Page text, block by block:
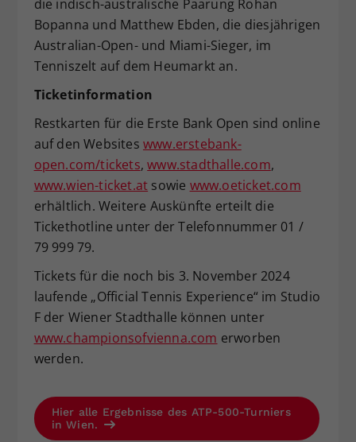
die indisch-australische Paarung Rohan
Bopanna und Matthew Ebden, die diesjährigen
Australian-Open- und Miami-Sieger, im
Tenniszelt auf dem Heumarkt an.
Ticketinformation
Restkarten für die Erste Bank Open sind online
auf den Websites www.erstebank-
open.com/tickets,www.stadthalle.com,
www.wien-ticket.at sowie www.oeticket.com
erhältlich. Weitere Auskünfte erteilt die
Tickethotline unter der Telefonnummer 01 /
79 999 79.
Tickets für die noch bis 3. November 2024
laufende „Official Tennis Experience“ im Studio
F der Wiener Stadthalle können unter
www.championsofvienna.com erworben
werden.
Hier alle Ergebnisse des ATP-500-Turniers
in Wien.